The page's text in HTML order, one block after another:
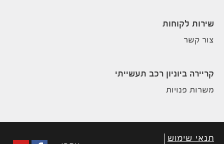
שירות לקוחות
צור קשר
קריירה ביוניון רכב תעשייתי
משרות פנויות
תנאי שימוש